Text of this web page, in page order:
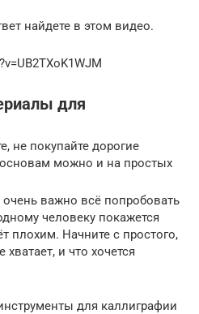
найдете в этом видео.
для
не покупайте дорогие
можно и на простых
важно всё попробовать
человеку покажется
плохим. Начните с простого,
и что хочется
для каллиграфии